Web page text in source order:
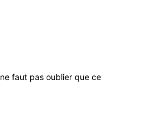
faut pas oublier que ce